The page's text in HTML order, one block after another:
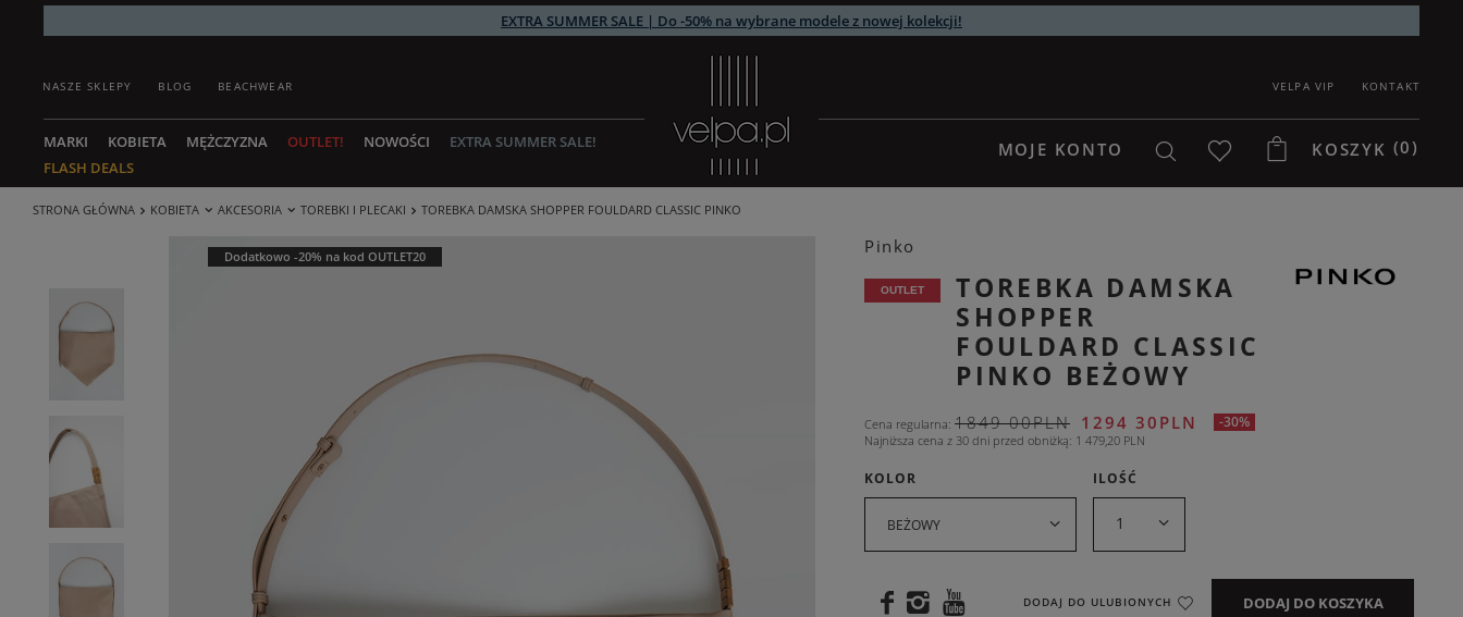
EXTRA SUMMER SALE | Do -50% na wybrane modele z nowej kolekcji!
NASZE SKLEPY BLOG BEACHWEAR KONTAKT
VELPA VIP
MARKI KOBIETA MĘŻCZYZNA OUTLET! NOWOŚCI
EXTRA SUMMER SALE!
FLASH DEALS
MOJE KONTO KOSZYK (0)
STRONA GŁÓWNA KOBIETA AKCESORIA TOREBKI I PLECAKI TOREBKA DAMSKA SHOPPER FOULDARD CLASSIC PINKO
Dodatkowo -20% na kod OUTLET20 Pinko
OUTLET
TOREBKA DAMSKA
SHOPPER
FOULDARD CLASSIC
PINKO BEŻOWY
Cena regularna: 1849 00PLN 1294 30PLN -30%
Najniższa cena z 30 dni przed obniżką 1 479,20 PLN
KOLOR
BEŻOWY
ILOŚĆ
1
DODAJ DO KOSZYKA
DODAJ DO ULUBIONYCH